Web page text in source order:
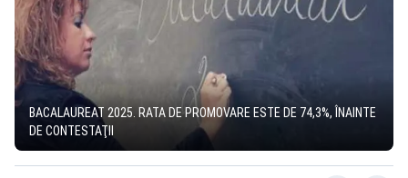
BACALAUREAT 2025. RATA DE PROMOVARE ESTE DE 74,3%, ÎNAINTE
DE CONTESTAŢII